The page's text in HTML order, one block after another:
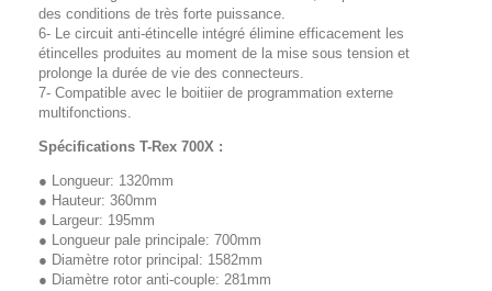
des conditions de très forte puissance.
6- Le circuit anti-étincelle intégré élimine efficacement les
étincelles produites au moment de la mise sous tension et
prolonge la durée de vie des connecteurs.
7- Compatible avec le boitiier de programmation externe
multifonctions.
Spécifications T-Rex 700X :
● Longueur: 1320mm
● Hauteur: 360mm
● Largeur: 195mm
● Longueur pale principale: 700mm
● Diamètre rotor principal: 1582mm
● Diamètre rotor anti-couple: 281mm